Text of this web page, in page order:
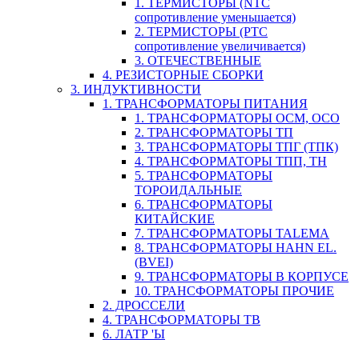
1. ТЕРМИСТОРЫ (NTC
сопротивление уменьшается)
2. ТЕРМИСТОРЫ (PTC
сопротивление увеличивается)
3. ОТЕЧЕСТВЕННЫЕ
4. РЕЗИСТОРНЫЕ СБОРКИ
3. ИНДУКТИВНОСТИ
1. ТРАНСФОРМАТОРЫ ПИТАНИЯ
1. ТРАНСФОРМАТОРЫ ОСМ, ОСО
2. ТРАНСФОРМАТОРЫ ТП
3. ТРАНСФОРМАТОРЫ ТПГ (ТПК)
4. ТРАНСФОРМАТОРЫ ТПП, ТН
5. ТРАНСФОРМАТОРЫ
ТОРОИДАЛЬНЫЕ
6. ТРАНСФОРМАТОРЫ
КИТАЙСКИЕ
7. ТРАНСФОРМАТОРЫ TALEMA
8. ТРАНСФОРМАТОРЫ HAHN EL.
(BVEI)
9. ТРАНСФОРМАТОРЫ В КОРПУСЕ
10. ТРАНСФОРМАТОРЫ ПРОЧИЕ
2. ДРОССЕЛИ
4. ТРАНСФОРМАТОРЫ ТВ
6. ЛАТР 'Ы